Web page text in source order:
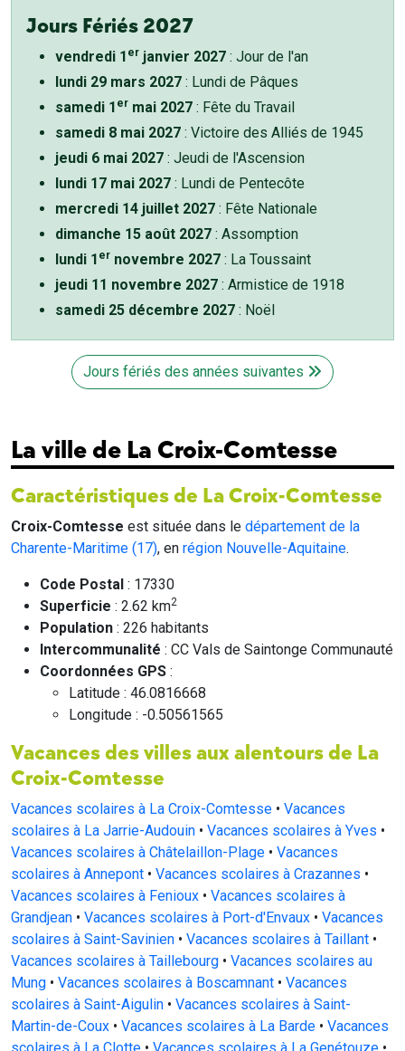
Jours Fériés 2027
vendredi 1 er janvier 2027 : Jour de l'an
lundi 29 mars 2027 : Lundi de Pâques
samedi 1 er mai 2027 : Fête du Travail
samedi 8 mai 2027 : Victoire des Alliés de 1945
jeudi 6 mai 2027 : Jeudi de l'Ascension
lundi 17 mai 2027 : Lundi de Pentecôte
mercredi 14 juillet 2027 : Fête Nationale
dimanche 15 août 2027 : Assomption
lundi 1 er novembre 2027 : La Toussaint
jeudi 11 novembre 2027 : Armistice de 1918
samedi 25 décembre 2027 : Noël
Jours fériés des années suivantes
La ville de La Croix-Comtesse
Caractéristiques de La Croix-Comtesse
Croix-Comtesse est située dans le département de la
Charente-Maritime (17), en région Nouvelle-Aquitaine.
Code Postal : 17330
Superficie : 2.62 km2
Population : 226 habitants
Intercommunalité : CC Vals de Saintonge Communauté
Coordonnées GPS :
Latitude : 46.0816668
Longitude : -0.50561565
Vacances des villes aux alentours de La
Croix-Comtesse
Vacances scolaires à La Croix-Comtesse • Vacances
scolaires à La Jarrie-Audouin • Vacances scolaires à Yves •
Vacances scolaires à Châtelaillon-Plage • Vacances
scolaires à Annepont • Vacances scolaires à Crazannes •
Vacances scolaires à Fenioux • Vacances scolaires à
Grandjean • Vacances scolaires à Port-d'Envaux • Vacances
scolaires à Saint-Savinien • Vacances scolaires à Taillant •
Vacances scolaires à Taillebourg • Vacances scolaires au
Mung • Vacances scolaires à Boscamnant • Vacances
scolaires à Saint-Aigulin • Vacances scolaires à Saint-
Martin-de-Coux • Vacances scolaires à La Barde • Vacances